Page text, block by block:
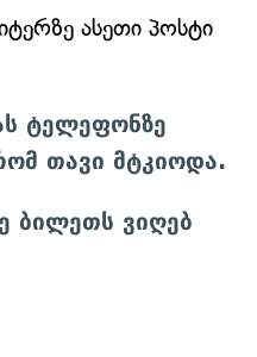
ასეთი პოსტი
ტელეფონზე
თავი მტკიოდა.
ბილეთს ვიღებ